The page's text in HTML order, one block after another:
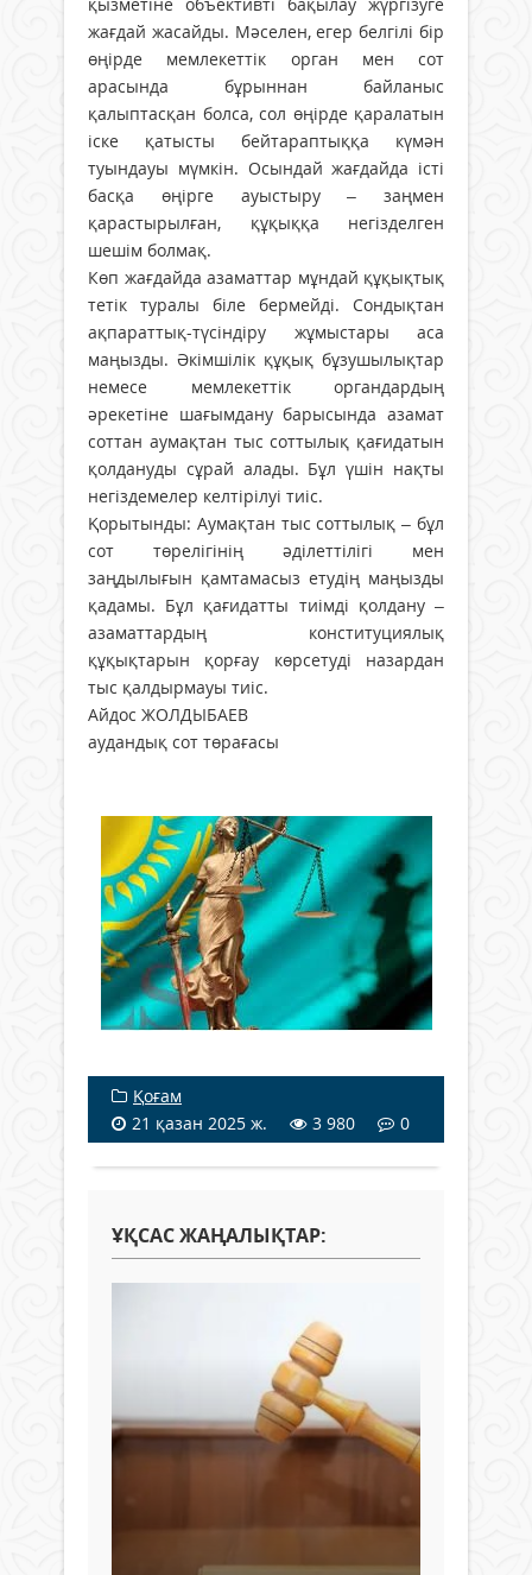
жағдай жасайды. Мәселен, егер белгілі бір
өңірде мемлекеттік орган мен сот
арасында бұрыннан байланыс
қалыптасқан болса, сол өңірде қаралатын
іске қатысты бейтараптыққа күмән
туындауы мүмкін. Осындай жағдайда істі
басқа өңірге ауыстыру – заңмен
қарастырылған, құқыққа негізделген
шешім болмақ.
Көп жағдайда азаматтар мұндай құқықтық
тетік туралы біле бермейді. Сондықтан
ақпараттық-түсіндіру жұмыстары аса
маңызды. Әкімшілік құқық бұзушылықтар
немесе мемлекеттік органдардың
әрекетіне шағымдану барысында азамат
соттан аумақтан тыс соттылық қағидатын
қолдануды сұрай алады. Бұл үшін нақты
негіздемелер келтірілуі тиіс.
Қорытынды: Аумақтан тыс соттылық – бұл
сот төрелігінің әділеттілігі мен
заңдылығын қамтамасыз етудің маңызды
қадамы. Бұл қағидатты тиімді қолдану –
азаматтардың конституциялық
құқықтарын қорғау көрсетуді назардан
тыс қалдырмауы тиіс.
Айдос ЖОЛДЫБАЕВ
аудандық сот төрағасы
Қоғам
21 қазан 2025 ж.
3 980 0
ҰҚСАС ЖАҢАЛЫҚТАР: